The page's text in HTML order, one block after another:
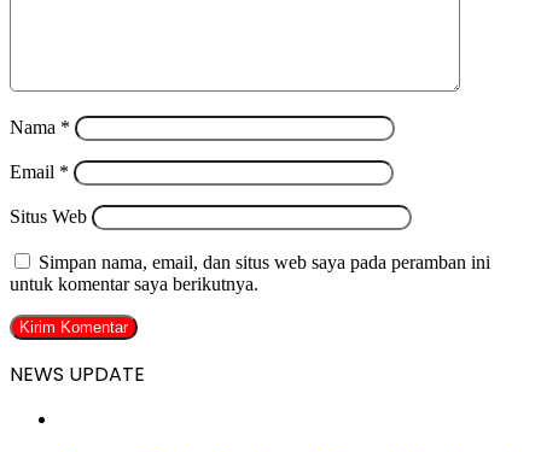
Nama *
Email *
Situs Web
Simpan nama, email, dan situs web saya pada peramban ini
untuk komentar saya berikutnya.
NEWS UPDATE